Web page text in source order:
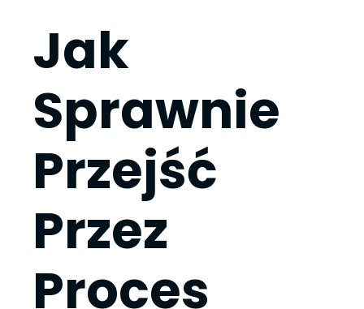
Jak
Sprawnie
Przejść
Przez
Proces